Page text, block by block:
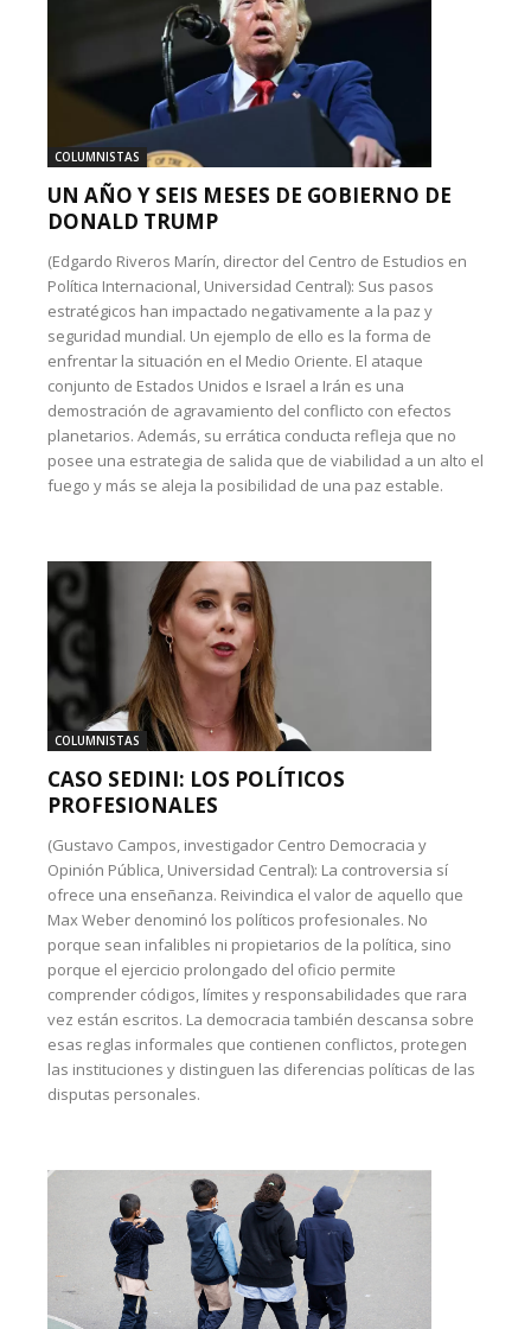
COLUMNISTAS
UN AÑO Y SEIS MESES DE GOBIERNO DE
DONALD TRUMP
(Edgardo Riveros Marín, director del Centro de Estudios en
Política Internacional, Universidad Central): Sus pasos
estratégicos han impactado negativamente a la paz y
seguridad mundial. Un ejemplo de ello es la forma de
enfrentar la situación en el Medio Oriente. El ataque
conjunto de Estados Unidos e Israel a Irán es una
demostración de agravamiento del conflicto con efectos
planetarios. Además, su errática conducta refleja que no
posee una estrategia de salida que de viabilidad a un alto el
fuego y más se aleja la posibilidad de una paz estable.
COLUMNISTAS
CASO SEDINI: LOS POLÍTICOS
PROFESIONALES
(Gustavo Campos, investigador Centro Democracia y
Opinión Pública, Universidad Central): La controversia sí
ofrece una enseñanza. Reivindica el valor de aquello que
Max Weber denominó los políticos profesionales. No
porque sean infalibles ni propietarios de la política, sino
porque el ejercicio prolongado del oficio permite
comprender códigos, límites y responsabilidades que rara
vez están escritos. La democracia también descansa sobre
esas reglas informales que contienen conflictos, protegen
las instituciones y distinguen las diferencias políticas de las
disputas personales.